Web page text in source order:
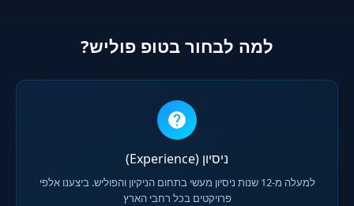
למה לבחור בטופ פוליש?
ניסיון (Experience)
למעלה מ-12 שנות ניסיון מעשי בתחום הניקיון והפוליש. ביצענו אלפי
פרויקטים בכל רחבי הארץ